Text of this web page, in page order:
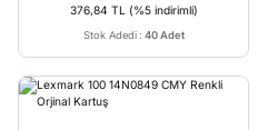
376,84 TL
(%5 indirimli)
Stok Adedi : 40 Adet